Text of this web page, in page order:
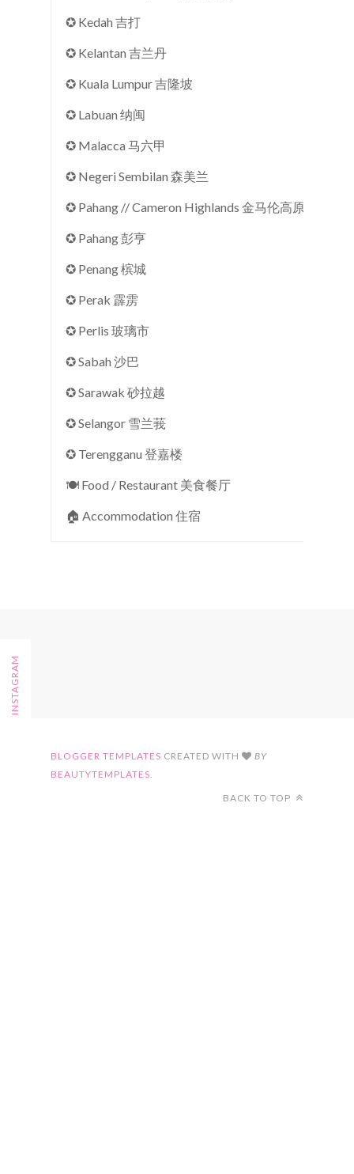
✪ Kedah 吉打
✪ Kelantan 吉兰丹
✪ Kuala Lumpur 吉隆坡
✪ Labuan 纳闽
✪ Malacca 马六甲
✪ Negeri Sembilan 森美兰
✪ Pahang // Cameron Highlands 金马伦高原
✪ Pahang 彭亨
✪ Penang 槟城
✪ Perak 霹雳
✪ Perlis 玻璃市
✪ Sabah 沙巴
✪ Sarawak 砂拉越
✪ Selangor 雪兰莪
✪ Terengganu 登嘉楼
🍽 Food / Restaurant 美食餐厅
🏠︎ Accommodation 住宿
FOLLOW ON INSTAGRAM BLOGGER TEMPLATES CREATED WITH
BY
BEAUTYTEMPLATES.
BACK TO TOP